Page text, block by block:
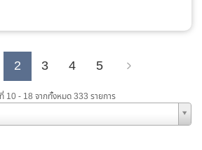
2 3 4 5
10 - 18 จากทั้งหมด 333 รายการ